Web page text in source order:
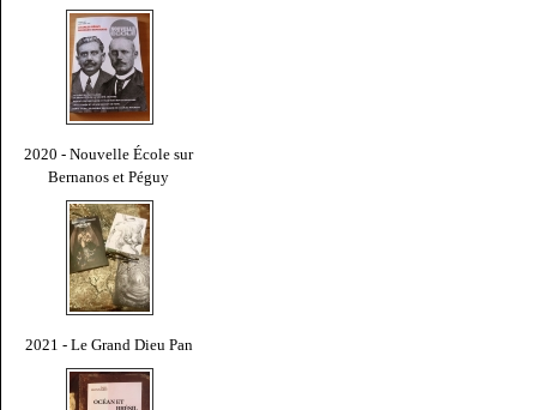
2020 - Nouvelle École sur
Bernanos et Péguy
2021 - Le Grand Dieu Pan